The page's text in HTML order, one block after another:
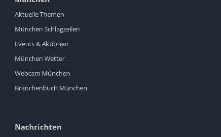
Aktuelle Themen
München Schlagzeilen
Events & Aktionen
München Wetter
Webcam München
Branchenbuch München
Nachrichten